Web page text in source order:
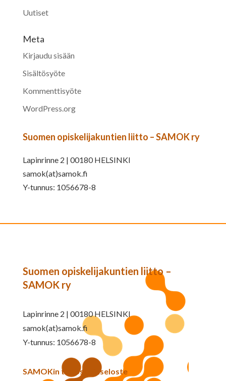
Uutiset
Meta
Kirjaudu sisään
Sisältösyöte
Kommenttisyöte
WordPress.org
Suomen opiskelijakuntien liitto – SAMOK ry
Lapinrinne 2 | 00180 HELSINKI
samok(at)samok.fi
Y-tunnus: 1056678-8
Suomen opiskelijakuntien liitto –
SAMOK ry
Lapinrinne 2 | 00180 HELSINKI
samok(at)samok.fi
Y-tunnus: 1056678-8
SAMOKin tietosuojaseloste